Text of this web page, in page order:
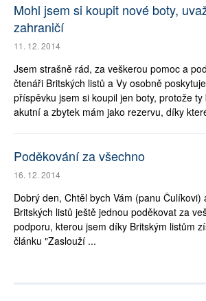
Mohl jsem si koupit nové boty,
zahraničí
11. 12. 2014
Jsem strašně rád, za veškerou pomoc a
čtenáři Britských listů a Vy osobně
příspěvku jsem si koupil jen boty, protože ty
akutní a zbytek mám jako rezervu, díky
Poděkování za všechno
16. 12. 2014
Dobrý den, Chtěl bych Vám (panu Čulíkovi)
Britských listů ještě jednou poděkovat za
podporu, kterou jsem díky Britským listům
článku "Zaslouží ...